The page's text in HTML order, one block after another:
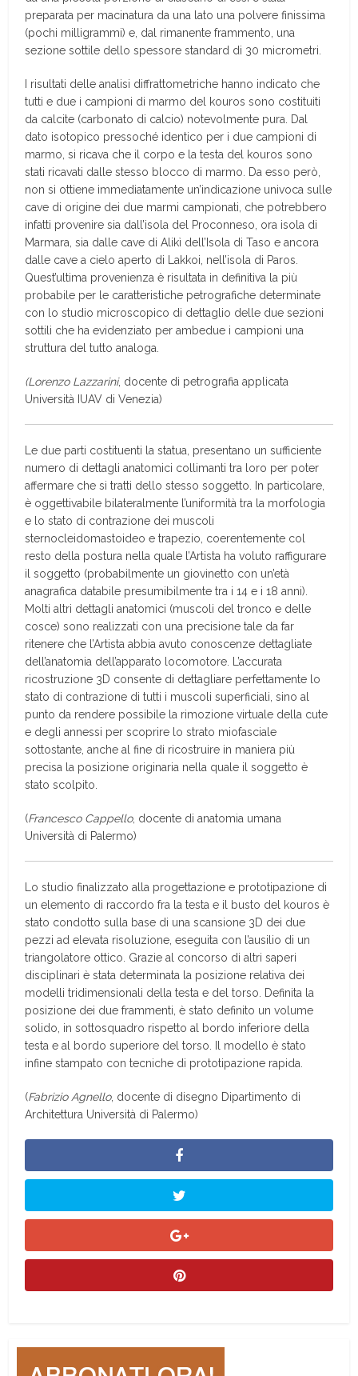
preparata per macinatura da una lato una polvere finissima
(pochi milligrammi) e, dal rimanente frammento, una
sezione sottile dello spessore standard di 30 micrometri.
I risultati delle analisi diffrattometriche hanno indicato che
tutti e due i campioni di marmo del kouros sono costituiti
da calcite (carbonato di calcio) notevolmente pura. Dal
dato isotopico pressoché identico per i due campioni di
marmo, si ricava che il corpo e la testa del kouros sono
stati ricavati dalle stesso blocco di marmo. Da esso però,
non si ottiene immediatamente un’indicazione univoca sulle
cave di origine dei due marmi campionati, che potrebbero
infatti provenire sia dall’isola del Proconneso, ora isola di
Marmara, sia dalle cave di Alikì dell’Isola di Taso e ancora
dalle cave a cielo aperto di Lakkoi, nell’isola di Paros.
Quest’ultima provenienza è risultata in definitiva la più
probabile per le caratteristiche petrografiche determinate
con lo studio microscopico di dettaglio delle due sezioni
sottili che ha evidenziato per ambedue i campioni una
struttura del tutto analoga.
(Lorenzo Lazzarini, docente di petrografia applicata
Università IUAV di Venezia)
Le due parti costituenti la statua, presentano un sufficiente
numero di dettagli anatomici collimanti tra loro per poter
affermare che si tratti dello stesso soggetto. In particolare,
è oggettivabile bilateralmente l’uniformità tra la morfologia
e lo stato di contrazione dei muscoli
sternocleidomastoideo e trapezio, coerentemente col
resto della postura nella quale l’Artista ha voluto raffigurare
il soggetto (probabilmente un giovinetto con un’età
anagrafica databile presumibilmente tra i 14 e i 18 anni).
Molti altri dettagli anatomici (muscoli del tronco e delle
cosce) sono realizzati con una precisione tale da far
ritenere che l’Artista abbia avuto conoscenze dettagliate
dell’anatomia dell’apparato locomotore. L’accurata
ricostruzione 3D consente di dettagliare perfettamente lo
stato di contrazione di tutti i muscoli superficiali, sino al
punto da rendere possibile la rimozione virtuale della cute
e degli annessi per scoprire lo strato miofasciale
sottostante, anche al fine di ricostruire in maniera più
precisa la posizione originaria nella quale il soggetto è
stato scolpito.
(Francesco Cappello, docente di anatomia umana
Università di Palermo)
Lo studio finalizzato alla progettazione e prototipazione di
un elemento di raccordo fra la testa e il busto del kouros è
stato condotto sulla base di una scansione 3D dei due
pezzi ad elevata risoluzione, eseguita con l’ausilio di un
triangolatore ottico. Grazie al concorso di altri saperi
disciplinari è stata determinata la posizione relativa dei
modelli tridimensionali della testa e del torso. Definita la
posizione dei due frammenti, è stato definito un volume
solido, in sottosquadro rispetto al bordo inferiore della
testa e al bordo superiore del torso. Il modello è stato
infine stampato con tecniche di prototipazione rapida.
(Fabrizio Agnello, docente di disegno Dipartimento di
Architettura Università di Palermo)